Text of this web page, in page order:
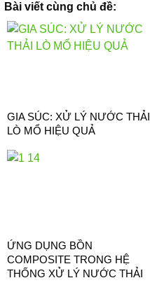
Bài viết cùng chủ đề:
GIA SÚC: XỬ LÝ NƯỚC THẢI
LÒ MỔ HIỆU QUẢ
ỨNG DỤNG BỒN
COMPOSITE TRONG HỆ
THỐNG XỬ LÝ NƯỚC THẢI